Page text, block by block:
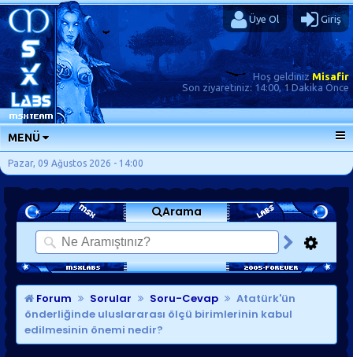
Üye Ol Giriş
Hoş geldinizMisafir
Son ziyaretiniz: 14:00, 1 Dakika Önce
MENÜ
ANA SAYFA
FORUMLAR
SORU-CEVAP
GÜNLÜKLER
SON MESAJLAR
KISAYOLLAR
Pazar, 09 Ağustos 2026 - 14:00
Arama
Forum Sorular Soru-Cevap
Atatürk'ün
önderliğinde uluslararası ölçü birimlerinin kabul
edilmesinin önemi nedir?